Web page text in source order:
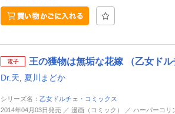
電子 王の獲物は無垢な花嫁 （乙女ド
Dr.天 夏川まどか
シリーズ名： 乙女ドルチェ・コミックス
2014年04月03日発売 ／ 漫画（コミック） ／ ハーパーコ